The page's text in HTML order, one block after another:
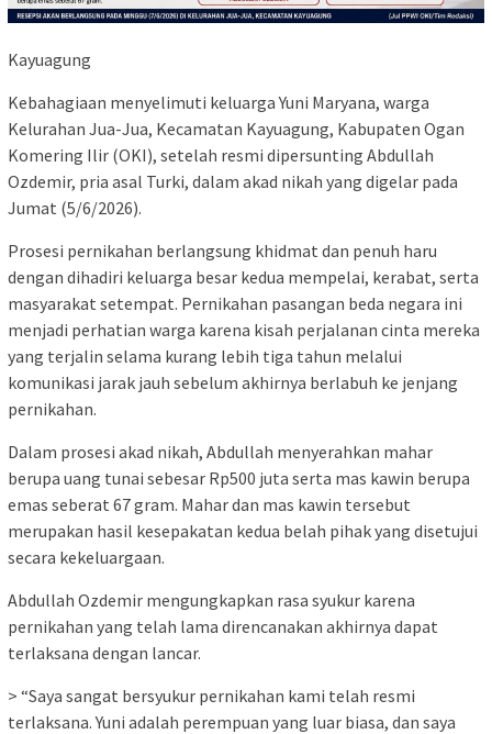
Kayuagung
Kebahagiaan menyelimuti keluarga Yuni Maryana, warga
Kelurahan Jua-Jua, Kecamatan Kayuagung, Kabupaten Ogan
Komering Ilir (OKI), setelah resmi dipersunting Abdullah
Ozdemir, pria asal Turki, dalam akad nikah yang digelar pada
Jumat (5/6/2026).
Prosesi pernikahan berlangsung khidmat dan penuh haru
dengan dihadiri keluarga besar kedua mempelai, kerabat, serta
masyarakat setempat. Pernikahan pasangan beda negara ini
menjadi perhatian warga karena kisah perjalanan cinta mereka
yang terjalin selama kurang lebih tiga tahun melalui
komunikasi jarak jauh sebelum akhirnya berlabuh ke jenjang
pernikahan.
Dalam prosesi akad nikah, Abdullah menyerahkan mahar
berupa uang tunai sebesar Rp500 juta serta mas kawin berupa
emas seberat 67 gram. Mahar dan mas kawin tersebut
merupakan hasil kesepakatan kedua belah pihak yang disetujui
secara kekeluargaan.
Abdullah Ozdemir mengungkapkan rasa syukur karena
pernikahan yang telah lama direncanakan akhirnya dapat
terlaksana dengan lancar.
> “Saya sangat bersyukur pernikahan kami telah resmi
terlaksana. Yuni adalah perempuan yang luar biasa, dan saya